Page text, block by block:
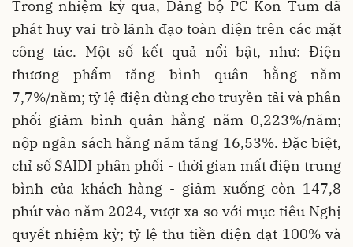
Trong nhiệm kỳ qua, Đảng bộ PC Kon Tum đã
phát huy vai trò lãnh đạo toàn diện trên các mặt
công tác. Một số kết quả nổi bật, như: Điện
thương phẩm tăng bình quân hằng năm
7,7%/năm; tỷ lệ điện dùng cho truyền tải và phân
phối giảm bình quân hằng năm 0,223%/năm;
nộp ngân sách hằng năm tăng 16,53%. Đặc biệt,
chỉ số SAIDI phân phối - thời gian mất điện trung
bình của khách hàng - giảm xuống còn 147,8
phút vào năm 2024, vượt xa so với mục tiêu Nghị
quyết nhiệm kỳ; tỷ lệ thu tiền điện đạt 100% và